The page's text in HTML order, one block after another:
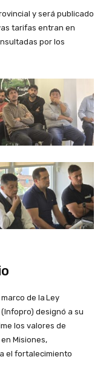
y será publicado
tarifas entran en
por los
de la Ley
(Infopro) designó a su
los valores de
Misiones,
el fortalecimiento